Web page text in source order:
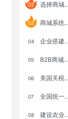
02 选择商城系统要考虑哪些问题？
03 商城系统如何打通跨境电商模式？
04 企业搭建积分商城系统要注意什么？
05 B2B商城系统搭建：开发语言、功能、优势分析
06 美国关税政策冲击全球电商格局：五大类平台受重创，转型与自救成关键
07 全国统一大市场：电商如何掘金新蓝海？
08 建设农业强国，网上商城来助力！